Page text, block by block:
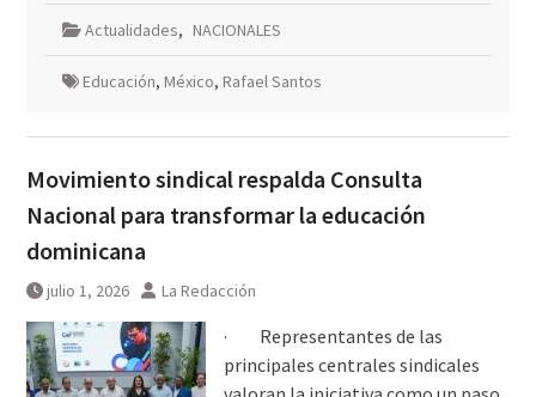
Actualidades, NACIONALES
Educación, México, Rafael Santos
Movimiento sindical respalda Consulta
Nacional para transformar la educación
dominicana
julio 1, 2026 La Redacción
· Representantes de las
principales centrales sindicales